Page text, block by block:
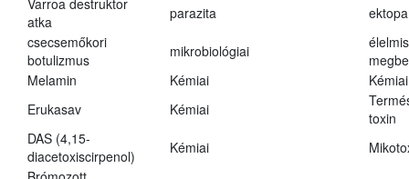
Varroa destruktor
atka
parazita
csecsemőkori
botulizmus
mikrobiológiai
Melamin
Kémiai
Kémiai
Erukasav
Kémiai
toxin
DAS (4,15-
diacetoxiscirpenol)
Kémiai